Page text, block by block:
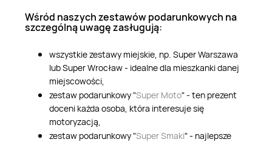
Wśród naszych zestawów podarunkowych na
szczególną uwagę zasługują:
wszystkie zestawy miejskie, np. Super Warszawa
lub Super Wrocław - idealne dla mieszkanki danej
miejscowości,
zestaw podarunkowy "Super Moto" - ten prezent
doceni każda osoba, która interesuje się
motoryzacją,
zestaw podarunkowy "Super Smaki" - najlepsze